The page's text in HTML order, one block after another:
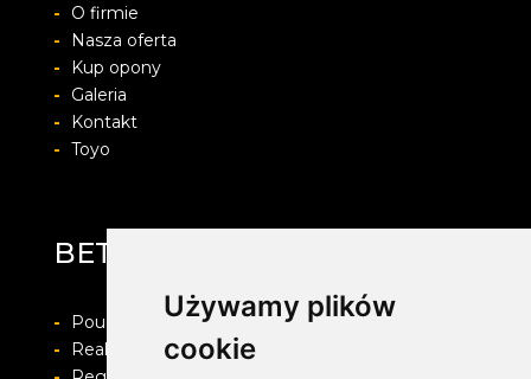
Używamy plików
cookie
-
O firmie
-
Nasza oferta
-
Kup opony
-
Galeria
-
Kontakt
- Toyo
BET-POL
-
Pouczenie o prawie do odstapienia od umowy
-
Realizacja zamówienia i formy płatności